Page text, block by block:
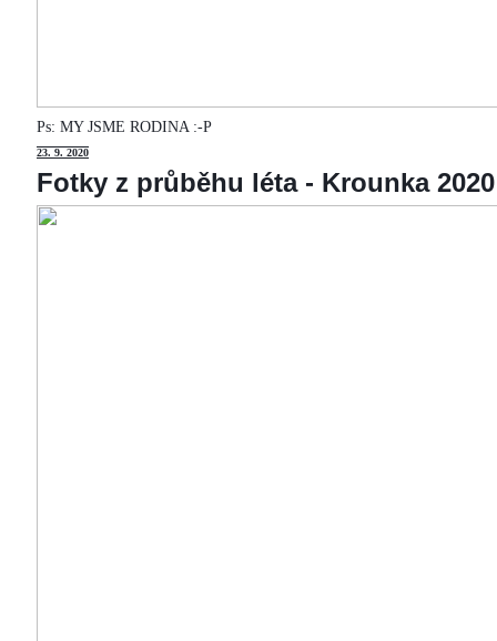
Ps: MY JSME RODINA :-P
23. 9. 2020
Fotky z průběhu léta - Krounka